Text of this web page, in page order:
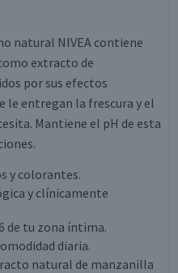
natural NIVEA contiene
extracto de
por sus efectos
le entregan la frescura y el
Mantiene el pH de esta
y colorantes.
y clínicamente
de tu zona íntima.
diaria.
natural de manzanilla